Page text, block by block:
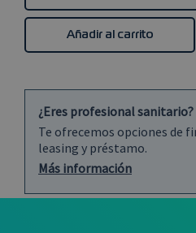
Añadir al carrito
¿Eres profesional sanitario?
Te ofrecemos opciones de
leasing y préstamo.
Más información